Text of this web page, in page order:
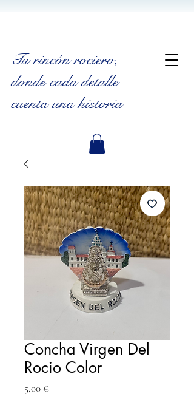
Tu rincón rociero,
donde cada detalle
cuenta una historia
Concha Virgen Del
Rocio Color
5,00 €Precio